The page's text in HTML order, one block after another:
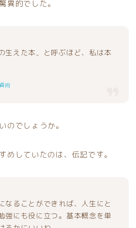
異的でした。
生えた本〟と呼ぶほど、私は本
術
のでしょうか。
めしていたのは、伝記です。
なることができれば、人生にと
強にも役に立つ。基本概念を単